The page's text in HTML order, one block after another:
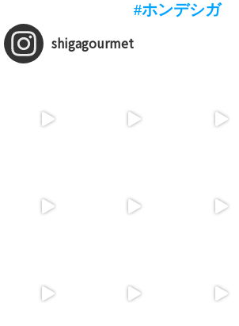
#ホンデシガ
shigagourmet